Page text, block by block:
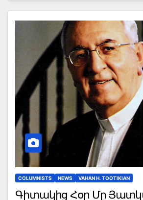
COLUMNISTS NEWS VAHAN H. TOOTIKIAN
Գիտակից Հօր Մը